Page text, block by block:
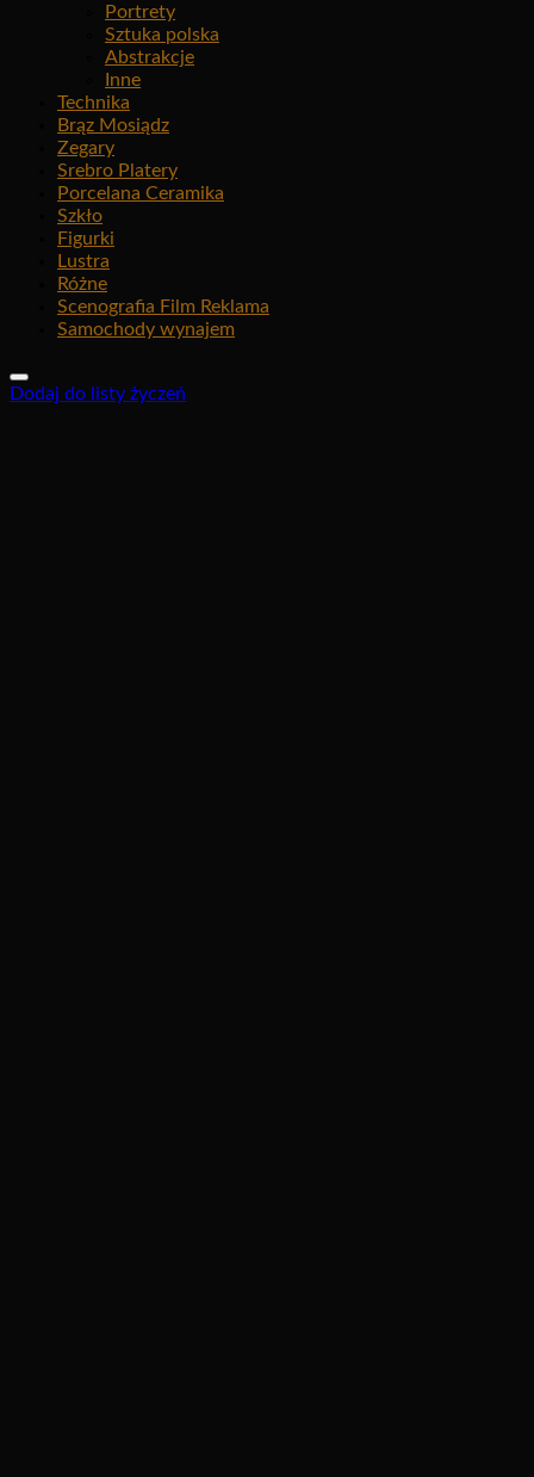
Portrety
Sztuka polska
Abstrakcje
Inne
Technika
Brąz Mosiądz
Zegary
Srebro Platery
Porcelana Ceramika
Szkło
Figurki
Lustra
Różne
Scenografia Film Reklama
Samochody wynajem
Dodaj do listy życzeń